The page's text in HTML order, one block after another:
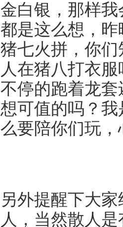
金白银，那样
都是这么想，
猪七火拼，你
人在猪八打衣
不停的跑着龙
想可值的吗？
么要陪你们玩，
另外提醒下大
人，当然散人